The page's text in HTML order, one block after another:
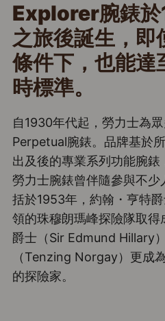
Explorer腕錶於
之旅後誕生，即
條件下，也能達
時標準。
自1930年代起，勞力士為
Perpetual腕錶。品牌基於
出及後的專業系列功能腕錶
勞力士腕錶曾伴隨參與不
括於1953年，約翰・亨特
領的珠穆朗瑪峰探險隊取得
爵士（Sir Edmund Hillary
（Tenzing Norgay）更成
的探險家。